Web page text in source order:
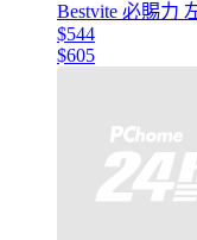
Bestvite 必賜力
$544
$605